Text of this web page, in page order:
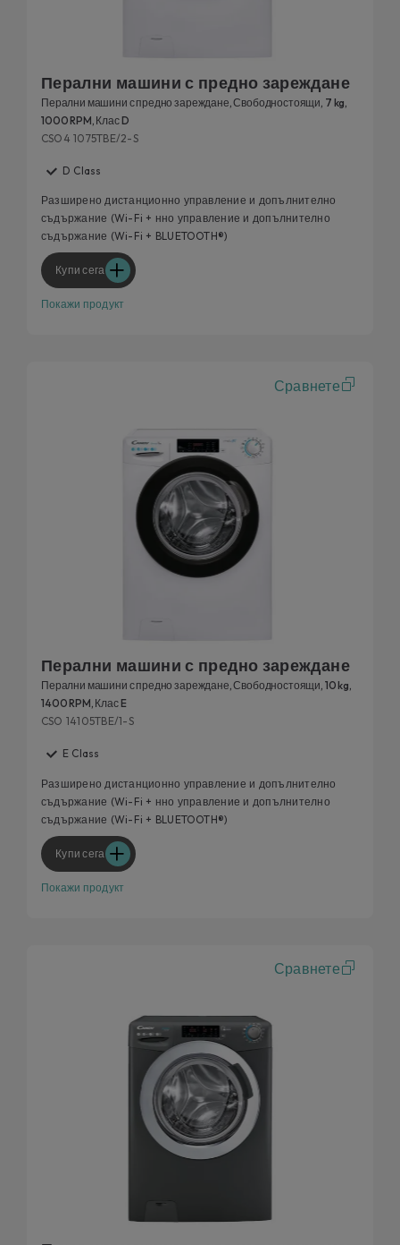
Перални машини с предно зареждане
Перални машини с предно зареждане, Свободностоящи, 7 kg,
1000 RPM, Клас D
CSO4 1075TBE/2-S
D Class
Разширено дистанционно управление и допълнително
съдържание (Wi-Fi + нно управление и допълнително
съдържание (Wi-Fi + BLUETOOTH®)
Купи сега
Покажи продукт
Сравнете
Перални машини с предно зареждане
Перални машини с предно зареждане, Свободностоящи, 10 kg,
1400 RPM, Клас E
CSO 14105TBE/1-S
E Class
Разширено дистанционно управление и допълнително
съдържание (Wi-Fi + нно управление и допълнително
съдържание (Wi-Fi + BLUETOOTH®)
Купи сега
Покажи продукт
Сравнете